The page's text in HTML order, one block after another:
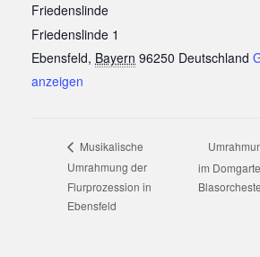
Friedenslinde
Friedenslinde 1
Ebensfeld, Bayern 96250 Deutschland
anzeigen
Musikalische
Umrahmung der
Flurprozession in
Ebensfeld
im